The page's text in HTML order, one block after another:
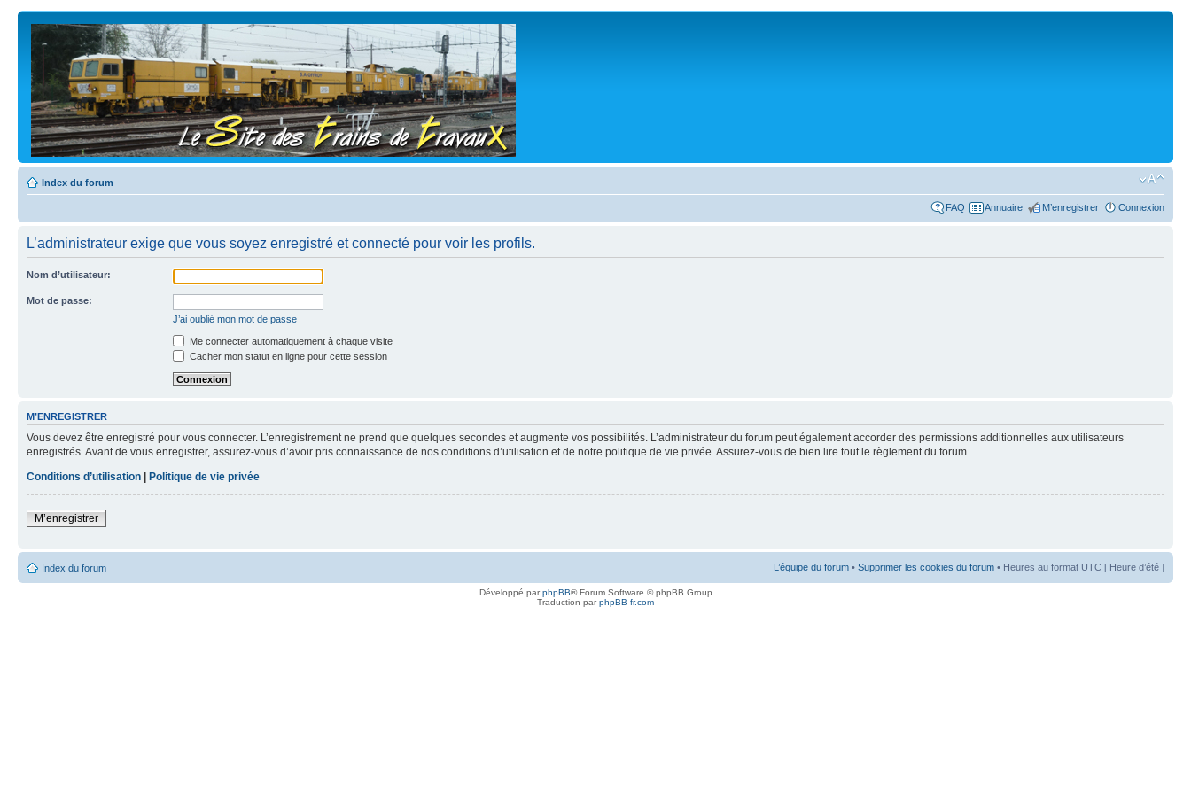
Index du forum
FAQ Annuaire M’enregistrer Connexion
L’administrateur exige que vous soyez enregistré et connecté pour voir les profils.
Nom d’utilisateur:
Mot de passe:
J’ai oublié mon mot de passe
Me connecter automatiquement à chaque visite
Cacher mon statut en ligne pour cette session
M’ENREGISTRER
Vous devez être enregistré pour vous connecter. L’enregistrement ne prend que quelques secondes et augmente vos possibilités. L’administrateur du forum peut également accorder des permissions additionnelles aux utilisateurs
enregistrés. Avant de vous enregistrer, assurez-vous d’avoir pris connaissance de nos conditions d’utilisation et de notre politique de vie privée. Assurez-vous de bien lire tout le règlement du forum.
Conditions d’utilisation | Politique de vie privée
M’enregistrer
Index du forum L’équipe du forum • Supprimer les cookies du forum • Heures au format UTC [ Heure d’été ]
Développé parphpBB® Forum Software © phpBB Group
Traduction parphpBB-fr.com